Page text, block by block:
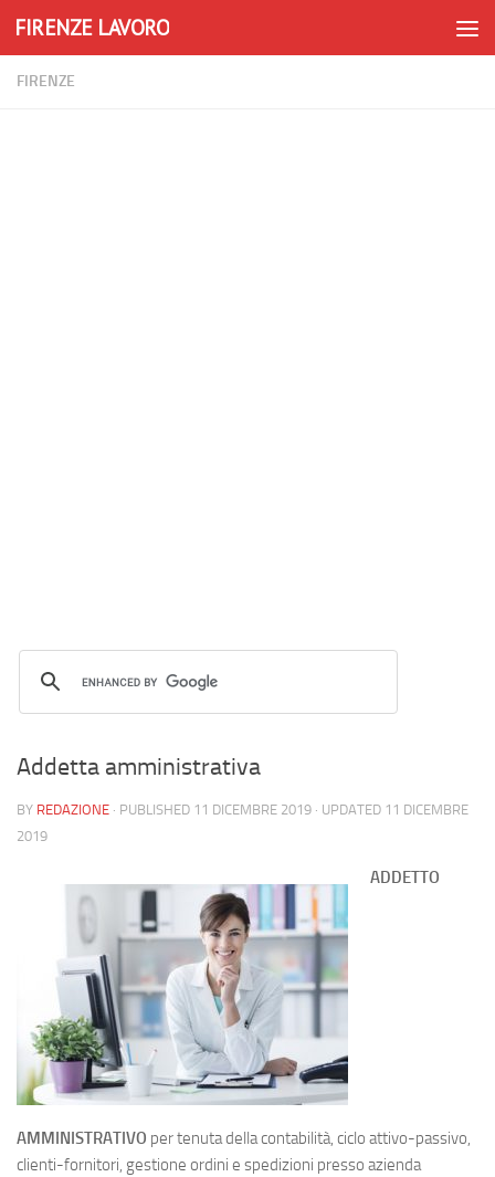
Skip to content
FIRENZE LAVORO
FIRENZE
Addetta amministrativa
BY REDAZIONE · PUBLISHED 11 DICEMBRE 2019 · UPDATED 11 DICEMBRE
2019
ADDETTO
AMMINISTRATIVO per tenuta della contabilità, ciclo attivo-passivo,
clienti-fornitori, gestione ordini e spedizioni presso azienda